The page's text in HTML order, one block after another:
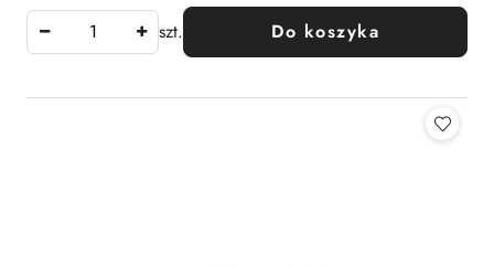
szt. Do koszyka